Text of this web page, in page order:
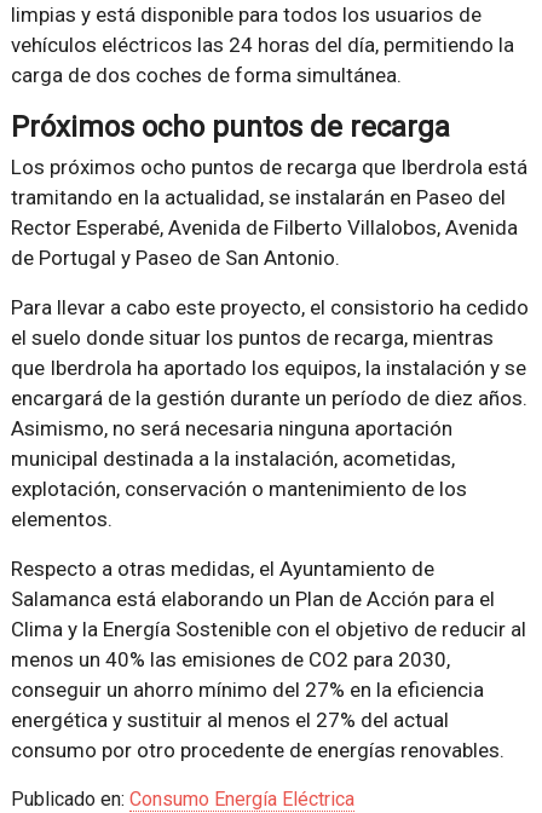
limpias y está disponible para todos los usuarios de
vehículos eléctricos las 24 horas del día, permitiendo la
carga de dos coches de forma simultánea.
Próximos ocho puntos de recarga
Los próximos ocho puntos de recarga que Iberdrola está
tramitando en la actualidad, se instalarán en Paseo del
Rector Esperabé, Avenida de Filberto Villalobos, Avenida
de Portugal y Paseo de San Antonio.
Para llevar a cabo este proyecto, el consistorio ha cedido
el suelo donde situar los puntos de recarga, mientras
que Iberdrola ha aportado los equipos, la instalación y se
encargará de la gestión durante un período de diez años.
Asimismo, no será necesaria ninguna aportación
municipal destinada a la instalación, acometidas,
explotación, conservación o mantenimiento de los
elementos.
Respecto a otras medidas, el Ayuntamiento de
Salamanca está elaborando un Plan de Acción para el
Clima y la Energía Sostenible con el objetivo de reducir al
menos un 40% las emisiones de CO2 para 2030,
conseguir un ahorro mínimo del 27% en la eficiencia
energética y sustituir al menos el 27% del actual
consumo por otro procedente de energías renovables.
Publicado en: Consumo Energía Eléctrica